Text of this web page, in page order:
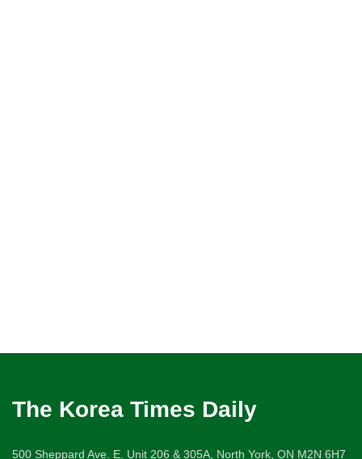
The Korea Times Daily
500 Sheppard Ave. E. Unit 206 & 305A, North York, ON M2N 6H7